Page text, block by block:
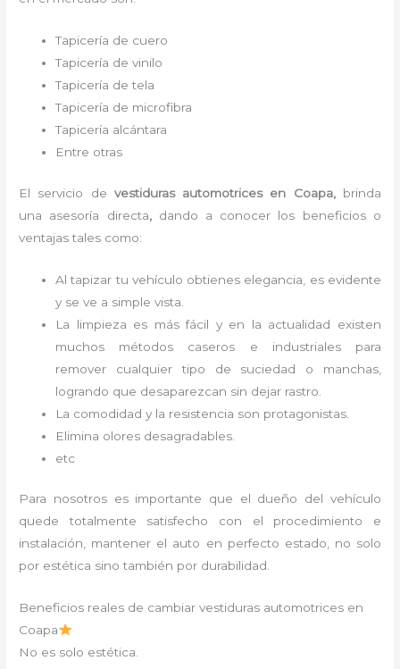
Tapicería de cuero
Tapicería de vinilo
Tapicería de tela
Tapicería de microfibra
Tapicería alcántara
Entre otras
El servicio de vestiduras automotricesen Coapa, brinda
una asesoría directa, dando a conocer los beneficios o
ventajas tales como:
Al tapizar tu vehículo obtienes elegancia, es evidente
y se ve a simple vista.
La limpieza es más fácil y en la actualidad existen
muchos métodos caseros e industriales para
remover cualquier tipo de suciedad o manchas,
logrando que desaparezcan sin dejar rastro.
La comodidad y la resistencia son protagonistas.
Elimina olores desagradables.
etc
Para nosotros es importante que el dueño del vehículo
quede totalmente satisfecho con el procedimiento e
instalación, mantener el auto en perfecto estado, no solo
por estética sino también por durabilidad.
Beneficios reales de cambiar vestiduras automotrices en
Coapa
No es solo estética.